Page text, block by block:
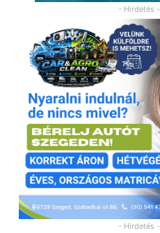
- Hirdetés -
- Hirdetés -